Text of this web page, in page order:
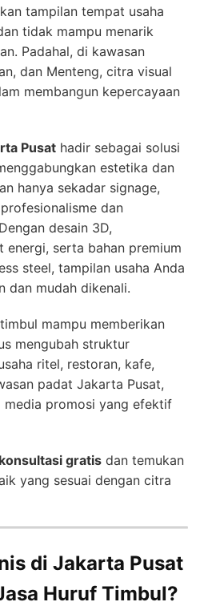
tampilan tempat usaha
tidak mampu menarik
Padahal, di kawasan
dan Menteng, citra visual
membangun kepercayaan
Pusat hadir sebagai solusi
estetika dan
hanya sekadar signage,
dan
desain 3D,
energi, serta bahan premium
steel, tampilan usaha Anda
dan mudah dikenali.
mampu memberikan
mengubah struktur
ritel, restoran, kafe,
padat Jakarta Pusat,
media promosi yang efektif
gratis dan temukan
yang sesuai dengan citra
di Jakarta Pusat
Huruf Timbul?